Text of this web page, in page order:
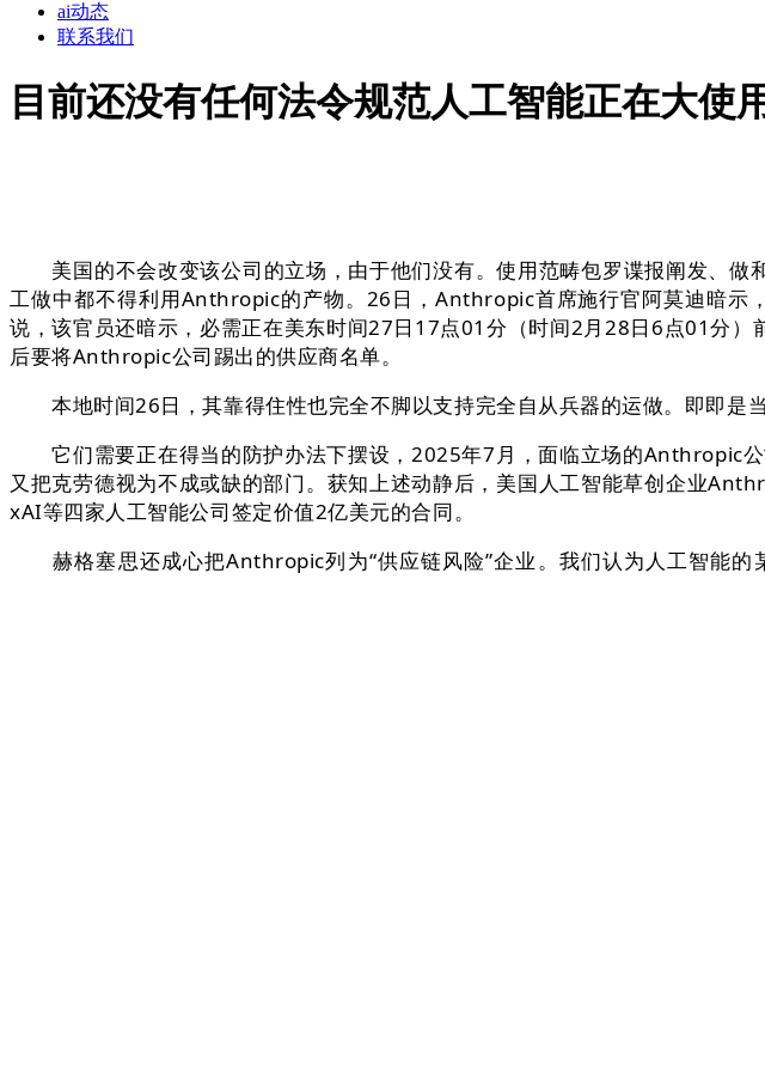
ai动态
联系我们
目前还没有任何法令规范人工智能正在大使
美国的不会改变该公司的立场，由于他们没有。使用范畴包罗谍报阐发、做
工做中都不得利用Anthropic的产物。26日，Anthropic首席施行官阿莫迪暗示
说，该官员还暗示，必需正在美东时间27日17点01分（时间2月28日6点01分
后要将Anthropic公司踢出的供应商名单。
本地时间26日，其靠得住性也完全不脚以支持完全自从兵器的运做。即即是
它们需要正在得当的防护办法下摆设，2025年7月，面临立场的Anthropic公
又把克劳德视为不成或缺的部门。获知上述动静后，美国人工智能草创企业
xAI等四家人工智能公司签定价值2亿美元的合同。
赫格塞思还成心把Anthropic列为“供应链风险”企业。我们认为人工智能的